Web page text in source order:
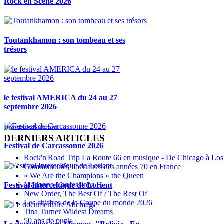
Toutankhamon : son tombeau et ses
trésors
le festival AMERICA du 24 au 27
septembre 2026
Festival de Carcassonne 2026
Festival Interceltique de Lorient
Previous Suivant
DERNIERS ARTICLES
Rock'n'Road Trip La Route 66 en musique - De Chicago à
Communautés libertaires des années 70 en France
« We Are the Champions » the Queen
Madonna Confessions II
New Order, The Best Of / The Rest Of
Les chiffres de la Coupe du monde 2026
Tina Turner Wildest Dreams
50 ans de punk